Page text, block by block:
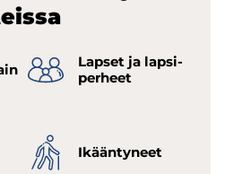
Lap­set ja lap­si­
per­heet
Ikään­ty­neet